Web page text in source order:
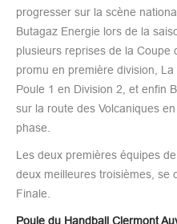
progresser sur la scène
Butagaz Energie lors de la
plusieurs reprises de la Coupe
promu en première division,
Poule 1 en Division 2, et enfin
sur la route des Volcaniques
phase.
Les deux premières équipes
deux meilleures troisièmes, se
Finale.
Poule du Handball Clermont